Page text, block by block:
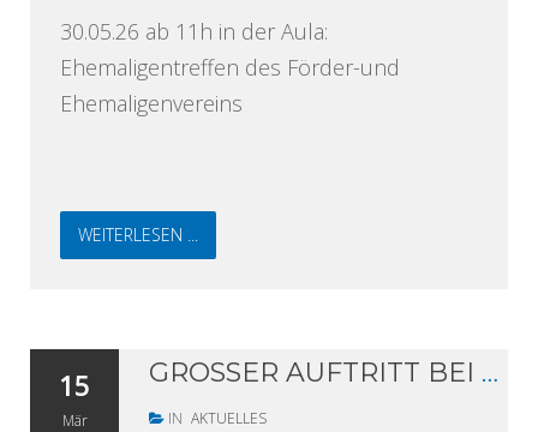
30.05.26 ab 11h in der Aula:
Ehemaligentreffen des Förder-und
Ehemaligenvereins
WEITERLESEN ...
15
Mär
GROSSER AUFTRITT BEI DEN ROBOCUP GERMAN OPEN: SIEBEN TEAMS DES GYMNASIUMS LANGENHAGEN DABEI
IN AKTUELLES